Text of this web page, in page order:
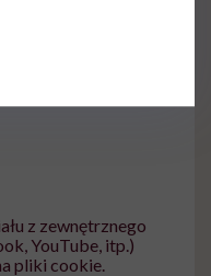
w rozmowie z
z zewnętrznego
YouTube, itp.)
pliki cookie.